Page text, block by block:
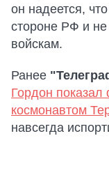
он надеется,
стороне РФ и не
войскам.
Ранее
Гордон
космонавтом
навсегда